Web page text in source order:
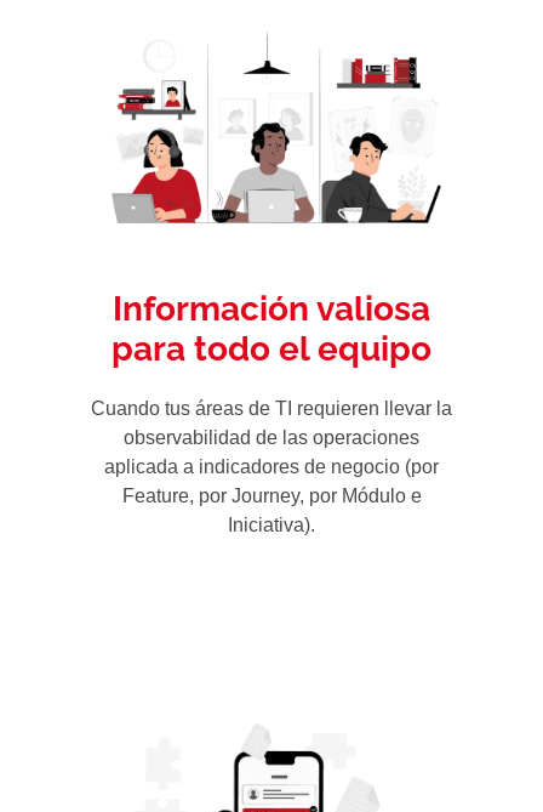
Información valiosa
para todo el equipo
Cuando tus áreas de TI requieren llevar la
observabilidad de las operaciones
aplicada a indicadores de negocio (por
Feature, por Journey, por Módulo e
Iniciativa).